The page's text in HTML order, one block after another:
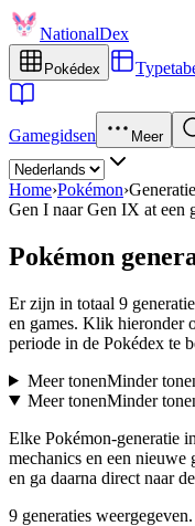
NationalDex
Pokédex
Gamegidsen Meer
Home›Pokémon›
Gen I naar Gen IX at een
Pokémon
Er zijn in totaal 9
en games. Klik hieronder
periode in de Pokédex te
Meer tonenMinder
Meer tonenMinder
Elke Pokémon-generatie
mechanics en een
en ga daarna direct naar
9 generaties weergegeven.